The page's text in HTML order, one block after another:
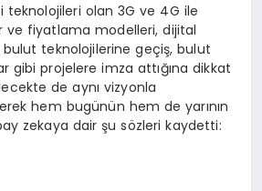
teknolojileri olan 3G ve 4G ile
ve fiyatlama modelleri, dijital
teknolojilerine geçiş, bulut
gibi projelere imza attığına dikkat
de aynı vizyonla
hem bugünün hem de yarının
zekaya dair şu sözleri kaydetti: